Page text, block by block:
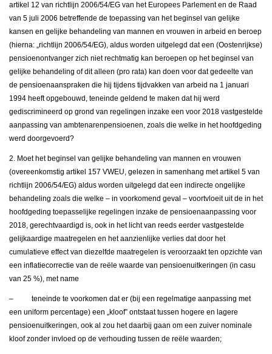
artikel 12 van richtlijn 2006/54/EG van het Europees Parlement en de Raad
van 5 juli 2006 betreffende de toepassing van het beginsel van gelijke
kansen en gelijke behandeling van mannen en vrouwen in arbeid en beroep
(hierna: „richtlijn 2006/54/EG), aldus worden uitgelegd dat een (Oostenrijkse)
pensioenontvanger zich niet rechtmatig kan beroepen op het beginsel van
gelijke behandeling of dit alleen (pro rata) kan doen voor dat gedeelte van
de pensioenaanspraken die hij tijdens tijdvakken van arbeid na 1 januari
1994 heeft opgebouwd, teneinde geldend te maken dat hij werd
gediscrimineerd op grond van regelingen inzake een voor 2018 vastgestelde
aanpassing van ambtenarenpensioenen, zoals die welke in het hoofdgeding
werd doorgevoerd?
2. Moet het beginsel van gelijke behandeling van mannen en vrouwen
(overeenkomstig artikel 157 VWEU, gelezen in samenhang met artikel 5 van
richtlijn 2006/54/EG) aldus worden uitgelegd dat een indirecte ongelijke
behandeling zoals die welke – in voorkomend geval – voortvloeit uit de in het
hoofdgeding toepasselijke regelingen inzake de pensioenaanpassing voor
2018, gerechtvaardigd is, ook in het licht van reeds eerder vastgestelde
gelijkaardige maatregelen en het aanzienlijke verlies dat door het
cumulatieve effect van diezelfde maatregelen is veroorzaakt ten opzichte van
een inflatiecorrectie van de reële waarde van pensioenuitkeringen (in casu
van 25 %), met name
– teneinde te voorkomen dat er (bij een regelmatige aanpassing met
een uniform percentage) een „kloof” ontstaat tussen hogere en lagere
pensioenuitkeringen, ook al zou het daarbij gaan om een zuiver nominale
kloof zonder invloed op de verhouding tussen de reële waarden;